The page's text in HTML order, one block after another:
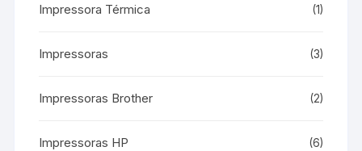
Impressora Térmica (1)
Impressoras (3)
Impressoras Brother (2)
Impressoras HP (6)